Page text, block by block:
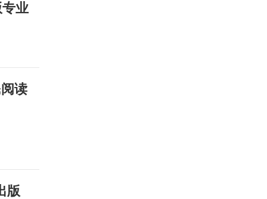
业
读
版